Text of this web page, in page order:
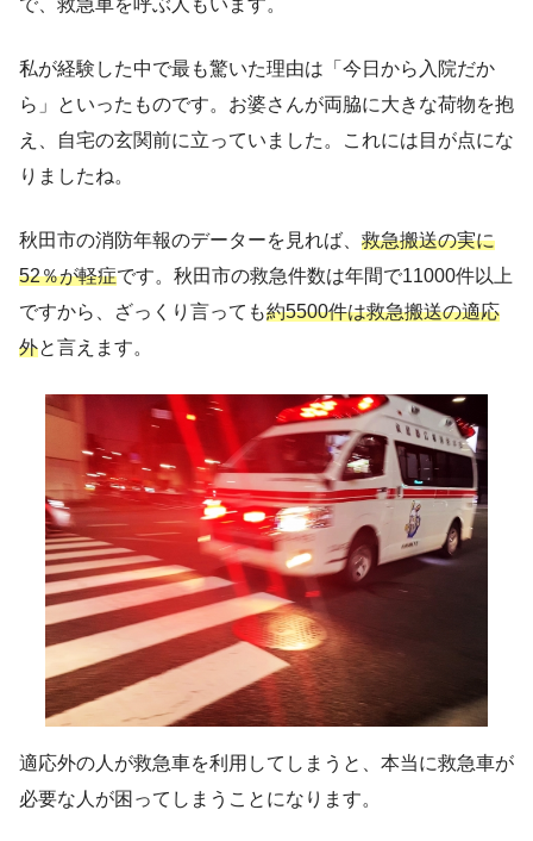
で、救急車を呼ぶ人もいます。
私が経験した中で最も驚いた理由は「今日から入院だか
ら」といったものです。お婆さんが両脇に大きな荷物を抱
え、自宅の玄関前に立っていました。これには目が点にな
りましたね。
秋田市の消防年報のデーターを見れば、 救急搬送の実に
52％が軽症です。秋田市の救急件数は年間で11000件以上
ですから、ざっくり言っても約5500件は救急搬送の適応
外と言えます。
適応外の人が救急車を利用してしまうと、本当に救急車が
必要な人が困ってしまうことになります。